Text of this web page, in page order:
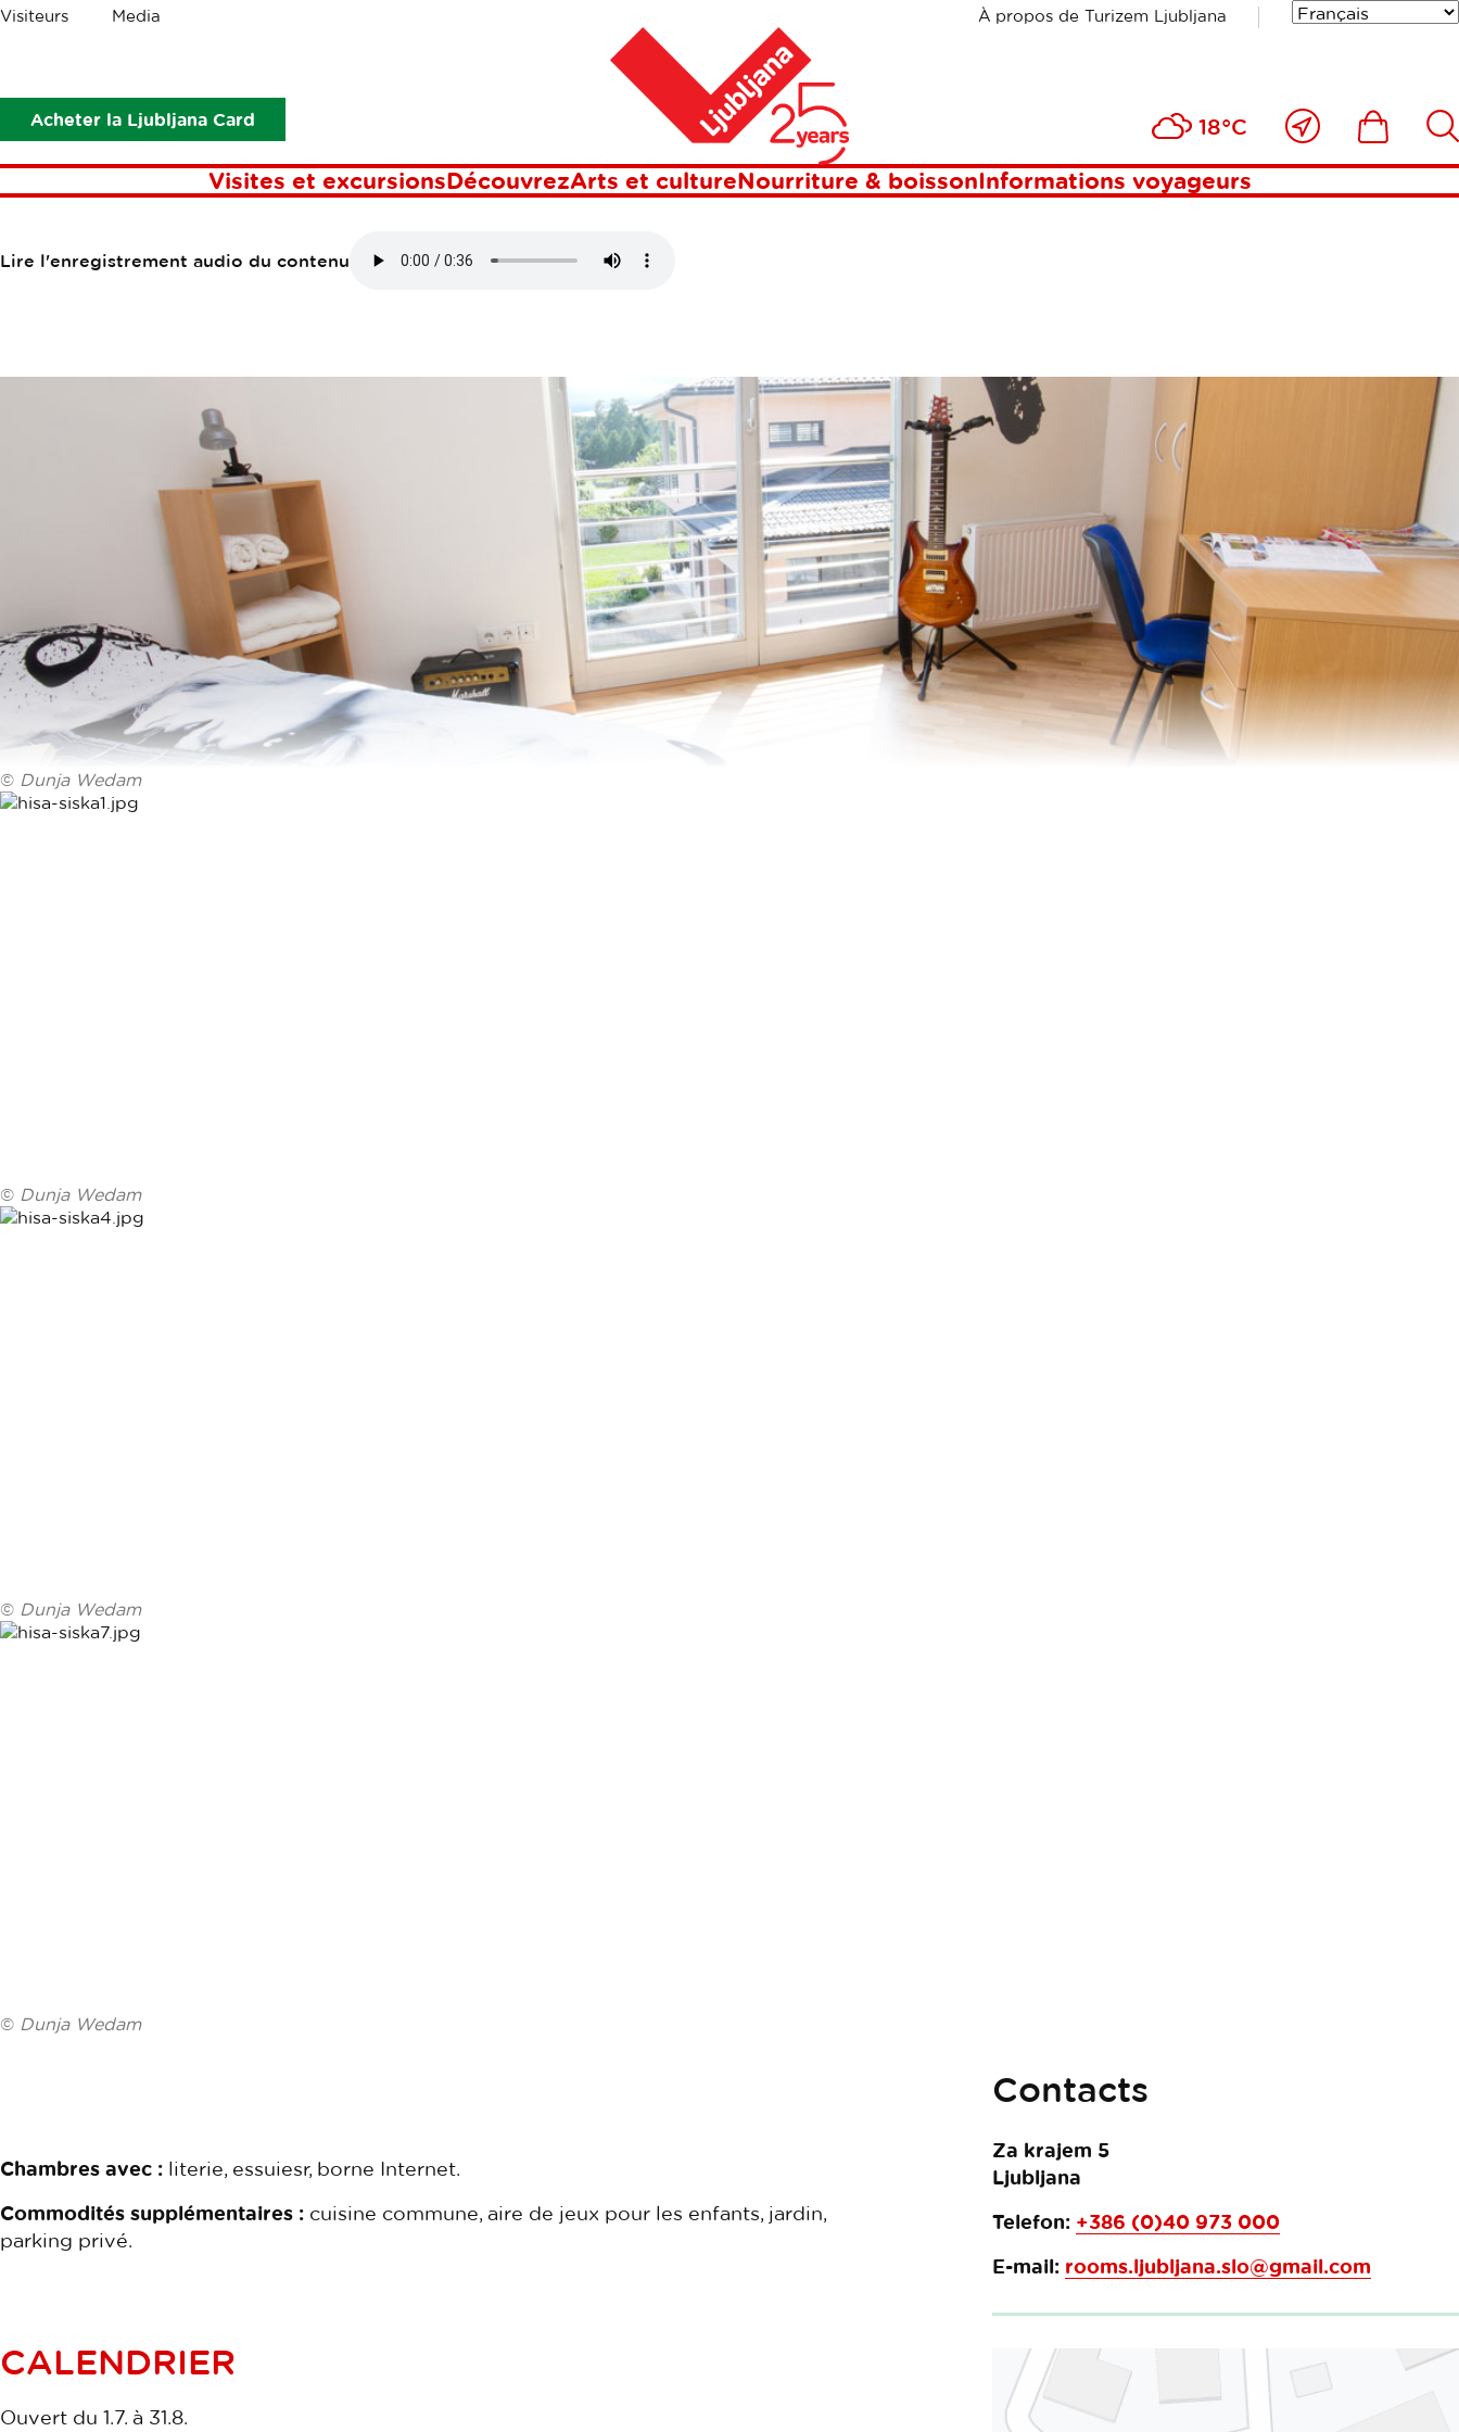
Visiteurs Media À propos de Turizem Ljubljana
Acheter la Ljubljana Card 18°C
Près
de
moi
Visites et excursionsDécouvrezArts et cultureNourriture & boissonInformations voyageurs
Les
ROOMS LJUBLJANA
Lire l'enregistrement audio du contenu
© Dunja Wedam
© Dunja Wedam
© Dunja Wedam
© Dunja Wedam
Chambres avec : literie, essuiesr, borne Internet.
Commodités supplémentaires : cuisine commune, aire de jeux pour les enfants, jardin,
parking privé.
CALENDRIER
Ouvert du 1.7. à 31.8.
Contacts
Za krajem 5
Ljubljana
Telefon: +386 (0)40 973 000
E-mail: rooms.ljubljana.slo@gmail.com